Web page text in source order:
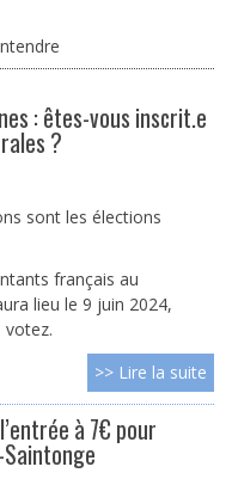
t
i
: êtes-vous inscrit.e
?
sont les élections
français au
lieu le 9 juin 2024,
votez.
>> Lire la suite
à 7€ pour